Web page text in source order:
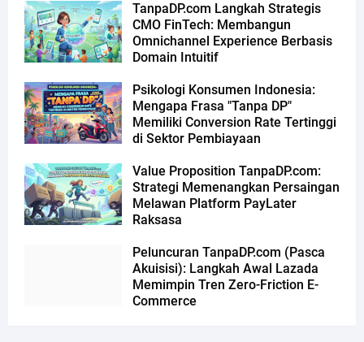
TanpaDP.com Langkah Strategis
CMO FinTech: Membangun
Omnichannel Experience Berbasis
Domain Intuitif
Psikologi Konsumen Indonesia:
Mengapa Frasa "Tanpa DP"
Memiliki Conversion Rate Tertinggi
di Sektor Pembiayaan
Value Proposition TanpaDP.com:
Strategi Memenangkan Persaingan
Melawan Platform PayLater
Raksasa
Peluncuran TanpaDP.com (Pasca
Akuisisi): Langkah Awal Lazada
Memimpin Tren Zero-Friction E-
Commerce